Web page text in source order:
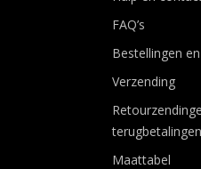
FAQ’s
Bestellingen
Verzending
terugbetalingen
Maattabel